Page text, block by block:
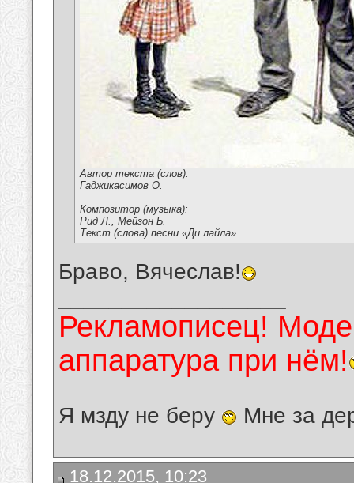
Автор текста (слов):
Гаджикасимов О.
Композитор (музыка):
Рид Л., Мейзон Б.
Текст (слова) песни «Ди лайла»
Браво, Вячеслав!
Рекламописец!
аппаратура при нём!
Я мзду не беру Мне за
18.12.2015, 10:23